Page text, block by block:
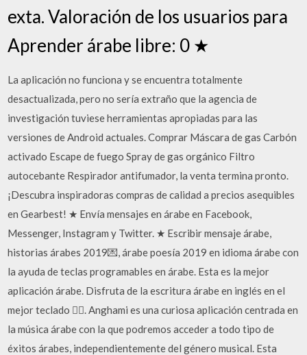
exta. Valoración de los usuarios para
Aprender árabe libre: 0 ★
La aplicación no funciona y se encuentra totalmente
desactualizada, pero no sería extraño que la agencia de
investigación tuviese herramientas apropiadas para las
versiones de Android actuales. Comprar Máscara de gas Carbón
activado Escape de fuego Spray de gas orgánico Filtro
autocebante Respirador antifumador, la venta termina pronto.
¡Descubra inspiradoras compras de calidad a precios asequibles
en Gearbest! ★ Envía mensajes en árabe en Facebook,
Messenger, Instagram y Twitter. ★ Escribir mensaje árabe,
historias árabes 2019💌, árabe poesía 2019 en idioma árabe con
la ayuda de teclas programables en árabe. Esta es la mejor
aplicación árabe. Disfruta de la escritura árabe en inglés en el
mejor teclado 👍🏻. Anghami es una curiosa aplicación centrada en
la música árabe con la que podremos acceder a todo tipo de
éxitos árabes, independientemente del género musical. Esta